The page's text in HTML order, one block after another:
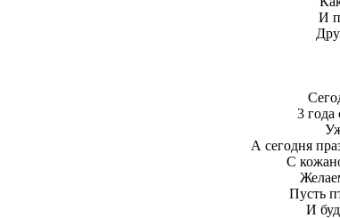
И
3 года
А сегодня
С
Пусть
И